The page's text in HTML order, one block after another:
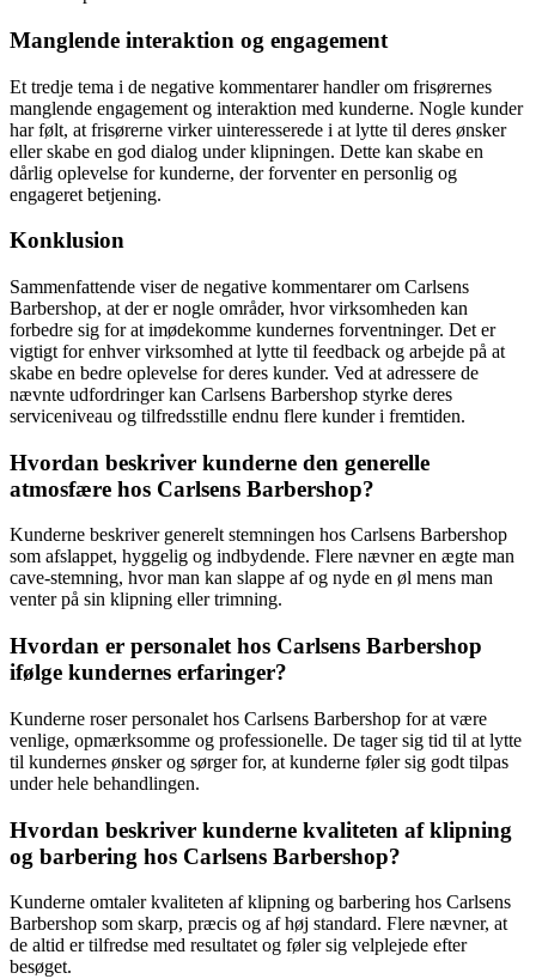
Manglende interaktion og engagement
Et tredje tema i de negative kommentarer handler om frisørernes
manglende engagement og interaktion med kunderne. Nogle kunder
har følt, at frisørerne virker uinteresserede i at lytte til deres ønsker
eller skabe en god dialog under klipningen. Dette kan skabe en
dårlig oplevelse for kunderne, der forventer en personlig og
engageret betjening.
Konklusion
Sammenfattende viser de negative kommentarer om Carlsens
Barbershop, at der er nogle områder, hvor virksomheden kan
forbedre sig for at imødekomme kundernes forventninger. Det er
vigtigt for enhver virksomhed at lytte til feedback og arbejde på at
skabe en bedre oplevelse for deres kunder. Ved at adressere de
nævnte udfordringer kan Carlsens Barbershop styrke deres
serviceniveau og tilfredsstille endnu flere kunder i fremtiden.
Hvordan beskriver kunderne den generelle
atmosfære hos Carlsens Barbershop?
Kunderne beskriver generelt stemningen hos Carlsens Barbershop
som afslappet, hyggelig og indbydende. Flere nævner en ægte man
cave-stemning, hvor man kan slappe af og nyde en øl mens man
venter på sin klipning eller trimning.
Hvordan er personalet hos Carlsens Barbershop
ifølge kundernes erfaringer?
Kunderne roser personalet hos Carlsens Barbershop for at være
venlige, opmærksomme og professionelle. De tager sig tid til at lytte
til kundernes ønsker og sørger for, at kunderne føler sig godt tilpas
under hele behandlingen.
Hvordan beskriver kunderne kvaliteten af klipning
og barbering hos Carlsens Barbershop?
Kunderne omtaler kvaliteten af klipning og barbering hos Carlsens
Barbershop som skarp, præcis og af høj standard. Flere nævner, at
de altid er tilfredse med resultatet og føler sig velplejede efter
besøget.